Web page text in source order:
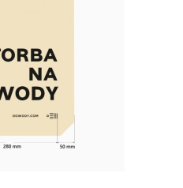
Nadruk: czarny